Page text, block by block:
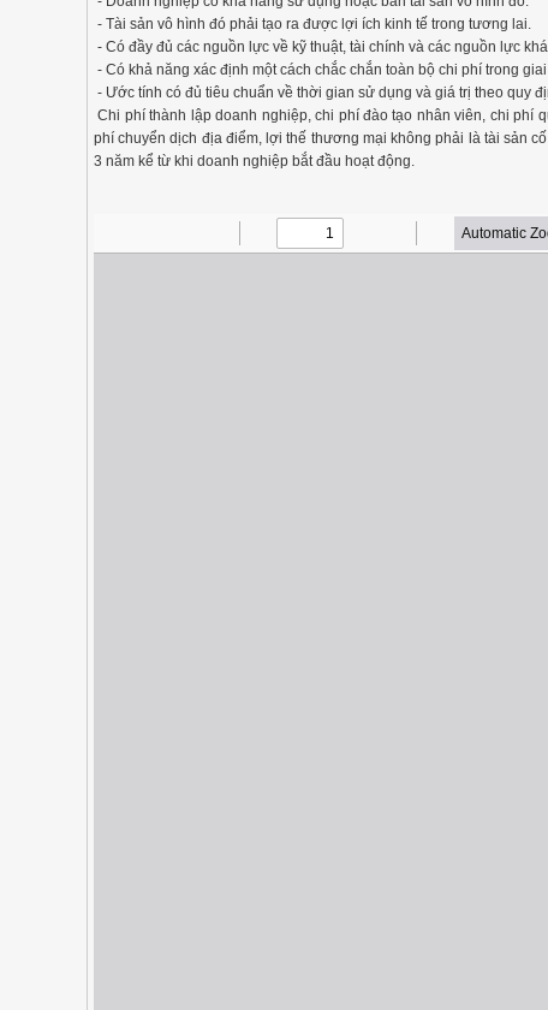
- Tài sản vô hình đó phải tạo ra được lợi ích kinh tế trong tương lai.
- Có đầy đủ các nguồn lực về kỹ thuật, tài chính và các nguồn lực
- Có khả năng xác định một cách chắc chắn toàn bộ chi phí trong
- Ước tính có đủ tiêu chuẩn về thời gian sử dụng và giá trị theo quy
Chi phí thành lập doanh nghiệp, chi phí đào tạo nhân viên, chi phí
phí chuyển dịch địa điểm, lợi thế thương mại không phải là tài sản
3 năm kể từ khi doanh nghiệp bắt đầu hoạt động.